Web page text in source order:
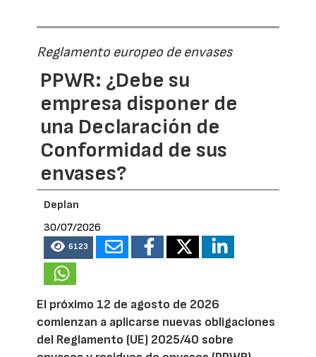
Reglamento europeo de envases
PPWR: ¿Debe su
empresa disponer de
una Declaración de
Conformidad de sus
envases?
Deplan
30/07/2026
6123
El próximo 12 de agosto de 2026
comienzan a aplicarse nuevas obligaciones
del Reglamento (UE) 2025/40 sobre